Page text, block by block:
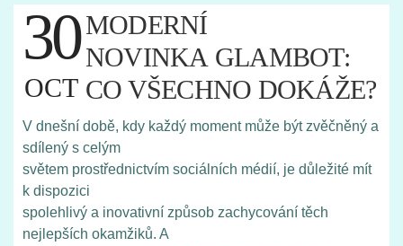
30
OCT
MODERNÍ
NOVINKA GLAMBOT:
CO VŠECHNO DOKÁŽE?
V dnešní době, kdy každý moment může být zvěčněný a
sdílený s celým
světem prostřednictvím sociálních médií, je důležité mít
k dispozici
spolehlivý a inovativní způsob zachycování těch
nejlepších okamžiků. A